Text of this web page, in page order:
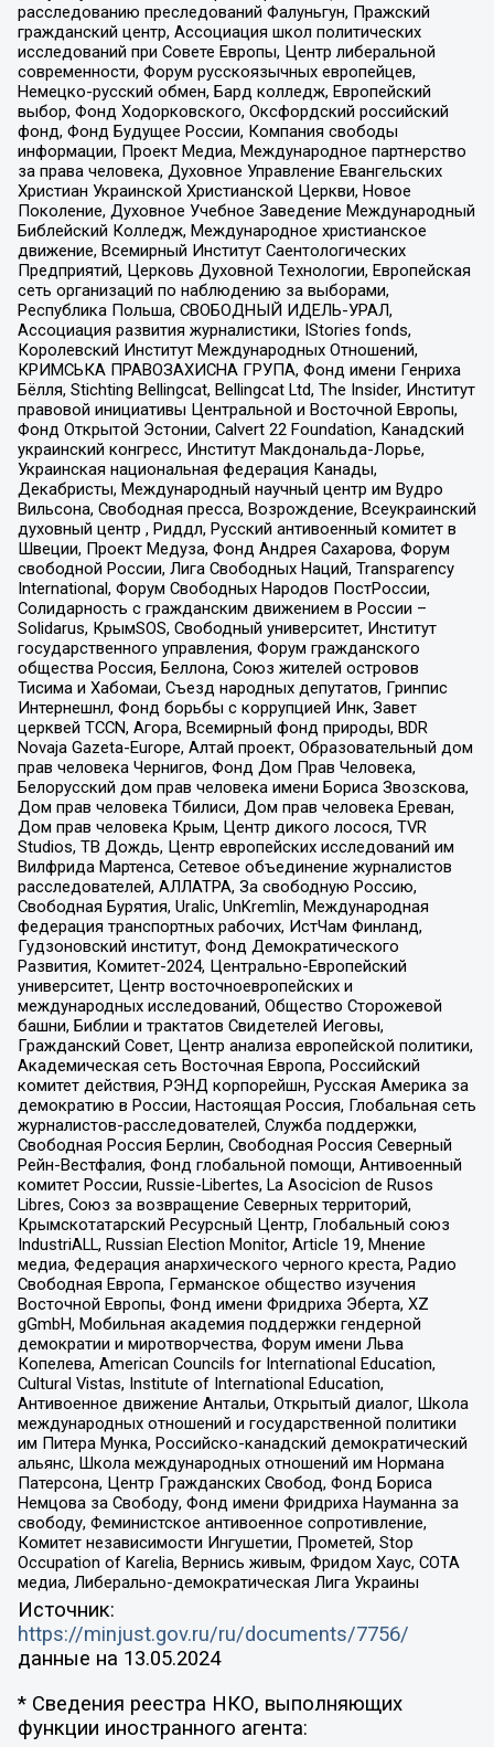
расследованию преследований Фалуньгун, Пражский
гражданский центр, Ассоциация школ политических
исследований при Совете Европы, Центр либеральной
современности, Форум русскоязычных европейцев,
Немецко-русский обмен, Бард колледж, Европейский
выбор, Фонд Ходорковского, Оксфордский российский
фонд, Фонд Будущее России, Компания свободы
информации, Проект Медиа, Международное партнерство
за права человека, Духовное Управление Евангельских
Христиан Украинской Христианской Церкви, Новое
Поколение, Духовное Учебное Заведение Международный
Библейский Колледж, Международное христианское
движение, Всемирный Институт Саентологических
Предприятий, Церковь Духовной Технологии, Европейская
сеть организаций по наблюдению за выборами,
Республика Польша, СВОБОДНЫЙ ИДЕЛЬ-УРАЛ,
Ассоциация развития журналистики, IStories fonds,
Королевский Институт Международных Отношений,
КРИМСЬКА ПРАВОЗАХИСНА ГРУПА, Фонд имени Генриха
Бёлля, Stichting Bellingcat, Bellingcat Ltd, The Insider, Институт
правовой инициативы Центральной и Восточной Европы,
Фонд Открытой Эстонии, Calvert 22 Foundation, Канадский
украинский конгресс, Институт Макдональда-Лорье,
Украинская национальная федерация Канады,
Декабристы, Международный научный центр им Вудро
Вильсона, Свободная пресса, Возрождение, Всеукраинский
духовный центр , Риддл, Русский антивоенный комитет в
Швеции, Проект Медуза, Фонд Андрея Сахарова, Форум
свободной России, Лига Свободных Наций, Transparеncy
International, Форум Свободных Народов ПостРоссии,
Солидарность с гражданским движением в России –
Solidarus, КрымSOS, Свободный университет, Институт
государственного управления, Форум гражданского
общества Россия, Беллона, Союз жителей островов
Тисима и Хабомаи, Съезд народных депутатов, Гринпис
Интернешнл, Фонд борьбы с коррупцией Инк, Завет
церквей TCCN, Агора, Всемирный фонд природы, BDR
Novaja Gazeta-Europe, Алтай проект, Образовательный дом
прав человека Чернигов, Фонд Дом Прав Человека,
Белорусский дом прав человека имени Бориса Звозскова,
Дом прав человека Тбилиси, Дом прав человека Ереван,
Дом прав человека Крым, Центр дикого лосося, TVR
Studios, ТВ Дождь, Центр европейских исследований им
Вилфрида Мартенса, Сетевое объединение журналистов
расследователей, АЛЛАТРА, За свободную Россию,
Свободная Бурятия, Uralic, UnKremlin, Международная
федерация транспортных рабочих, ИстЧам Финланд,
Гудзоновский институт, Фонд Демократического
Развития, Комитет-2024, Центрально-Европейский
университет, Центр восточноевропейских и
международных исследований, Общество Сторожевой
башни, Библии и трактатов Свидетелей Иеговы,
Гражданский Совет, Центр анализа европейской политики,
Академическая сеть Восточная Европа, Российский
комитет действия, РЭНД корпорейшн, Русская Америка за
демократию в России, Настоящая Россия, Глобальная сеть
журналистов-расследователей, Служба поддержки,
Свободная Россия Берлин, Свободная Россия Северный
Рейн-Вестфалия, Фонд глобальной помощи, Антивоенный
комитет России, Russie-Libertes, La Asocicion de Rusos
Libres, Союз за возвращение Северных территорий,
Крымскотатарский Ресурсный Центр, Глобальный союз
IndustriALL, Russian Election Monitor, Article 19, Мнение
медиа, Федерация анархического черного креста, Радио
Свободная Европа, Германское общество изучения
Восточной Европы, Фонд имени Фридриха Эберта, XZ
gGmbH, Мобильная академия поддержки гендерной
демократии и миротворчества, Форум имени Льва
Копелева, American Councils for International Education,
Cultural Vistas, Institute of International Education,
Антивоенное движение Антальи, Открытый диалог, Школа
международных отношений и государственной политики
им Питера Мунка, Российско-канадский демократический
альянс, Школа международных отношений им Нормана
Патерсона, Центр Гражданских Свобод, Фонд Бориса
Немцова за Свободу, Фонд имени Фридриха Науманна за
свободу, Феминистское антивоенное сопротивление,
Комитет независимости Ингушетии, Прометей, Stop
Occupation of Karelia, Вернись живым, Фридом Хаус, СОТА
медиа, Либерально-демократическая Лига Украины
Источник:
https://minjust.gov.ru/ru/documents/7756/
данные на 13.05.2024
* Сведения реестра НКО, выполняющих
функции иностранного агента: